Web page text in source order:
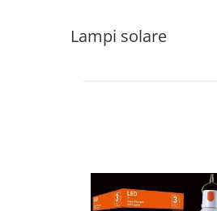
Dulii/Dulie adaptor
Lampi solare